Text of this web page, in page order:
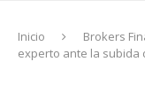
Inicio
Brokers
experto ante la subida